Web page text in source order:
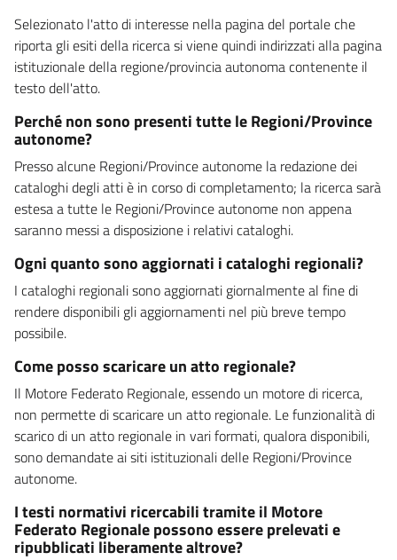
Selezionato l'atto di interesse nella pagina del portale che
riporta gli esiti della ricerca si viene quindi indirizzati alla pagina
istituzionale della regione/provincia autonoma contenente il
testo dell'atto.
Perché non sono presenti tutte le Regioni/Province
autonome?
Presso alcune Regioni/Province autonome la redazione dei
cataloghi degli atti è in corso di completamento; la ricerca sarà
estesa a tutte le Regioni/Province autonome non appena
saranno messi a disposizione i relativi cataloghi.
Ogni quanto sono aggiornati i cataloghi regionali?
I cataloghi regionali sono aggiornati giornalmente al fine di
rendere disponibili gli aggiornamenti nel più breve tempo
possibile.
Come posso scaricare un atto regionale?
Il Motore Federato Regionale, essendo un motore di ricerca,
non permette di scaricare un atto regionale. Le funzionalità di
scarico di un atto regionale in vari formati, qualora disponibili,
sono demandate ai siti istituzionali delle Regioni/Province
autonome.
I testi normativi ricercabili tramite il Motore
Federato Regionale possono essere prelevati e
ripubblicati liberamente altrove?